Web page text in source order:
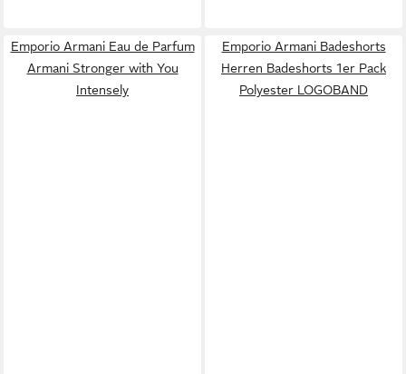
Emporio Armani Eau de Parfum
Armani Stronger with You
Intensely
Emporio Armani Badeshorts
Herren Badeshorts 1er Pack
Polyester LOGOBAND